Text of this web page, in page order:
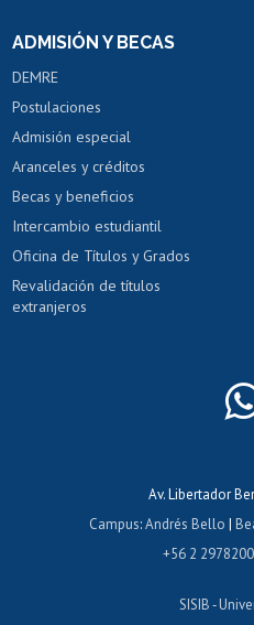
Servicio médico y dental
Pago de arancel y crédito
Pago de arancel y crédito
Certificado de títulos y grados
Mi Uchile Ayuda
ADMISIÓN Y BECAS
DEMRE
Postulaciones
Admisión especial
Aranceles y créditos
Becas y beneficios
Intercambio estudiantil
Oficina de Títulos y Grados
Revalidación de títulos
extranjeros
Av. Libertador
Campus:Andrés Bello |
+56 2
SISIB -